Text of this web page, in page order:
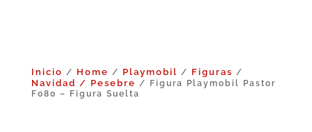
Inicio / Home / Playmobil / Figuras /
Navidad / Pesebre / Figura Playmobil Pastor
F080 – Figura Suelta